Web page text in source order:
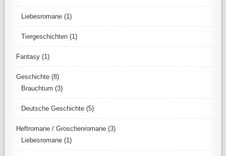
Liebesromane (1)
Tiergeschichten (1)
Fantasy (1)
Geschichte (8)
Brauchtum (3)
Deutsche Geschichte (5)
Heftromane / Groschenromane (3)
Liebesromane (1)